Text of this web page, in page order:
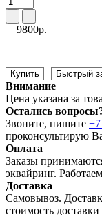
9800р.
Купить Быстрый
Внимание
Цена указана за
Остались
Звоните, пишите
проконсультирую
Оплата
Заказы
эквайринг.
Доставка
Самовывоз.
стоимость